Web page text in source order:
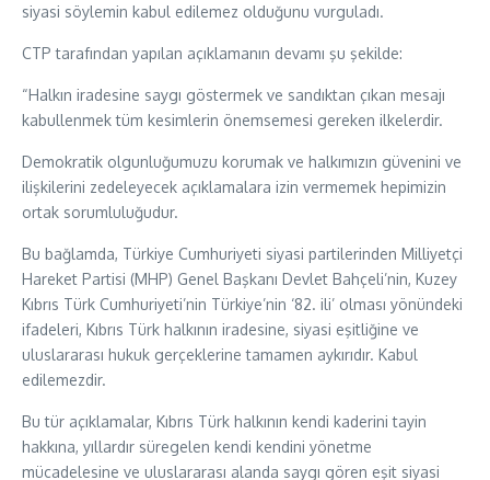
siyasi söylemin kabul edilemez olduğunu vurguladı.
CTP tarafından yapılan açıklamanın devamı şu şekilde:
“Halkın iradesine saygı göstermek ve sandıktan çıkan mesajı
kabullenmek tüm kesimlerin önemsemesi gereken ilkelerdir.
Demokratik olgunluğumuzu korumak ve halkımızın güvenini ve
ilişkilerini zedeleyecek açıklamalara izin vermemek hepimizin
ortak sorumluluğudur.
Bu bağlamda, Türkiye Cumhuriyeti siyasi partilerinden Milliyetçi
Hareket Partisi (MHP) Genel Başkanı Devlet Bahçeli’nin, Kuzey
Kıbrıs Türk Cumhuriyeti’nin Türkiye’nin ‘82. ili’ olması yönündeki
ifadeleri, Kıbrıs Türk halkının iradesine, siyasi eşitliğine ve
uluslararası hukuk gerçeklerine tamamen aykırıdır. Kabul
edilemezdir.
Bu tür açıklamalar, Kıbrıs Türk halkının kendi kaderini tayin
hakkına, yıllardır süregelen kendi kendini yönetme
mücadelesine ve uluslararası alanda saygı gören eşit siyasi